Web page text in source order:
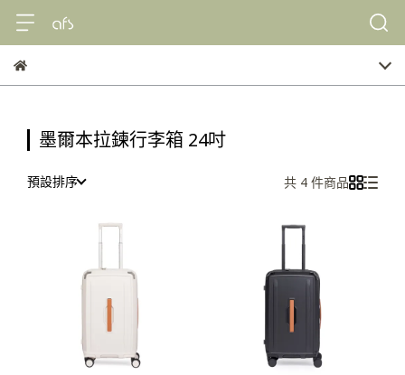
墨爾本拉鍊行李箱 24吋
預設排序 共 4 件商品